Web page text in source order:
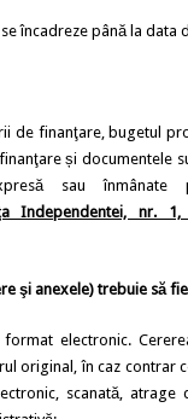
încadreze până la data
de finanţare, bugetul
și documentele
sau înmânate
Independentei, nr.
şi anexele) trebuie să
electronic.
original, în caz contrar
scanată,